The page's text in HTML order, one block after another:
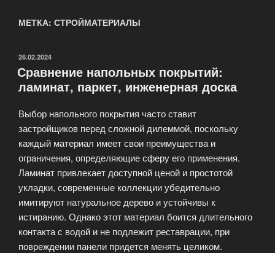
МЕТКА: СТРОЙМАТЕРИАЛЫ
ОПУБЛИКОВАНО
26.02.2024
Сравнение напольных покрытий:
ламинат, паркет, инженерная доска
Выбор напольного покрытия часто ставит
застройщиков перед сложной дилеммой, поскольку
каждый материал имеет свои преимущества и
ограничения, определяющие сферу его применения.
Ламинат привлекает доступной ценой и простотой
укладки, современные коллекции убедительно
имитируют натуральное дерево и устойчивы к
истиранию. Однако этот материал боится длительного
контакта с водой и не подлежит реставрации, при
повреждении панели придется менять целиком.